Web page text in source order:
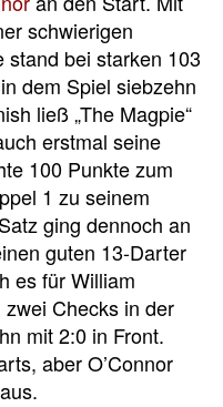
schwierigen
stand bei starken 103
dem Spiel siebzehn
ließ „The Magpie“
erstmal seine
100 Punkte zum
1 zu seinem
ging dennoch an
guten 13-Darter
es für William
zwei Checks in der
mit 2:0 in Front.
aber O’Connor